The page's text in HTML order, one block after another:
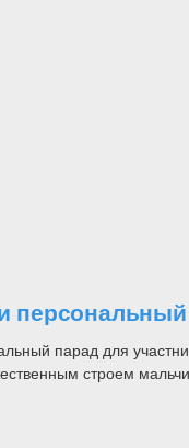
парад для
строем